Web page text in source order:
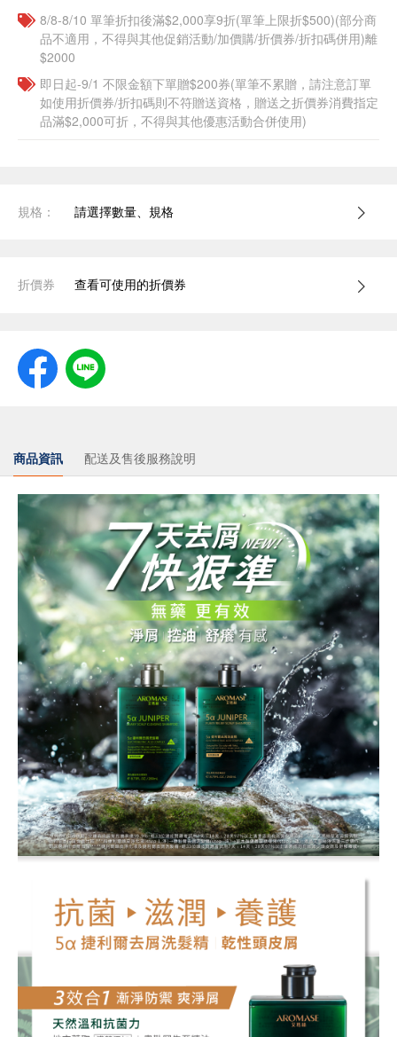
8/8-8/10 單筆折扣後滿$2,000享9折(單筆上限折$500)(部分商
品不適用，不得與其他促銷活動/加價購/折價券/折扣碼併用)離
$2000
即日起-9/1 不限金額下單贈$200券(單筆不累贈，請注意訂單
如使用折價券/折扣碼則不符贈送資格，贈送之折價券消費指定
品滿$2,000可折，不得與其他優惠活動合併使用)
規格： 請選擇數量、規格
折價券 查看可使用的折價券
商品資訊 配送及售後服務說明